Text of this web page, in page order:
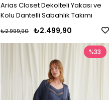
Arias Closet Dekolteli Yakası ve
Kolu Dantelli Sabahlık Takımı
₺2.499,90
₺2.999,90
%33